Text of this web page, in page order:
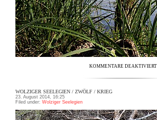
KOMMENTARE DEAKTIVIERT
WOLZIGER SEELEGIEN / ZWÖLF / KRIEG
23. August 2014, 16:25
Filed under: Wolziger Seelegien